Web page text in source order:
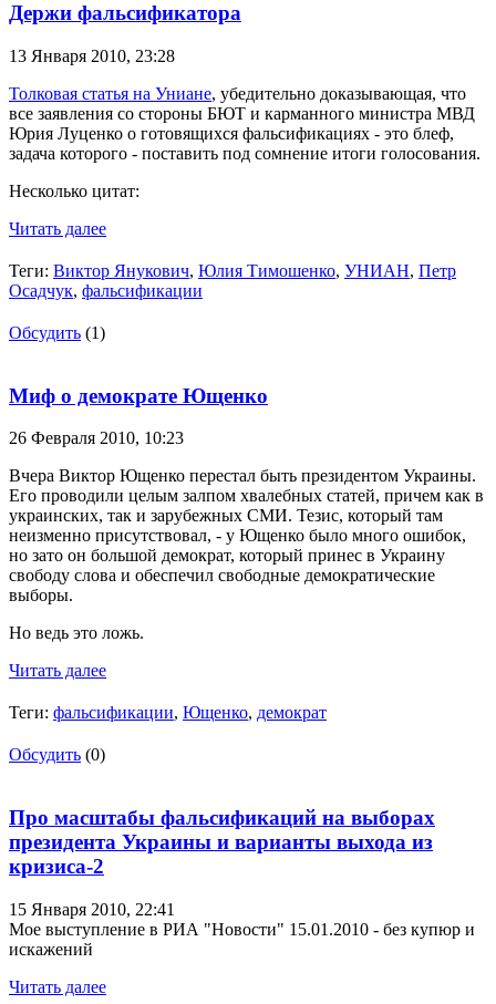
Держи фальсификатора
13 Января 2010, 23:28
Толковая статья на Униане, убедительно доказывающая, что
все заявления со стороны БЮТ и карманного министра МВД
Юрия Луценко о готовящихся фальсификациях - это блеф,
задача которого - поставить под сомнение итоги голосования.
Несколько цитат:
Читать далее
Теги: Виктор Янукович, Юлия Тимошенко, УНИАН, Петр
Осадчук, фальсификации
Обсудить (1)
Миф о демократе Ющенко
26 Февраля 2010, 10:23
Вчера Виктор Ющенко перестал быть президентом Украины.
Его проводили целым залпом хвалебных статей, причем как в
украинских, так и зарубежных СМИ. Тезис, который там
неизменно присутствовал, - у Ющенко было много ошибок,
но зато он большой демократ, который принес в Украину
свободу слова и обеспечил свободные демократические
выборы.
Но ведь это ложь.
Читать далее
Теги: фальсификации, Ющенко, демократ
Обсудить (0)
Про масштабы фальсификаций на выборах
президента Украины и варианты выхода из
кризиса-2
15 Января 2010, 22:41
Мое выступление в РИА "Новости" 15.01.2010 - без купюр и
искажений
Читать далее